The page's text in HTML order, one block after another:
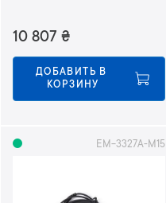
10 807 ₴
ДОБАВИТЬ В
КОРЗИНУ
EM-3327A-M15